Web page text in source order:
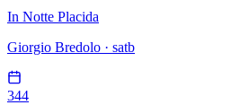
In Notte Placida
Giorgio Bredolo · satb
344